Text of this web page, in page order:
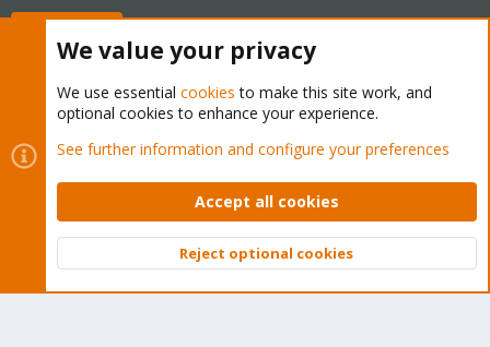
Cookies
Proxmox Support Forum - Light Mode
Contact us
Terms and rules Privacy policy Help Home
Community platform by XenForo © 2010-2026 XenForo Ltd.
Top
We value your privacy
We use essential cookies to make this site work, and
optional cookies to enhance your experience.
See further information and configure your preferences
Accept all cookies
Reject optional cookies